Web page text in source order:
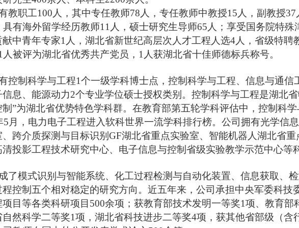
教职工100人，其中专任教师78人，专任教师中教授15人，副教授
具有海外留学经历教师11人，硕士研究生导师65人；享受国务院特殊
中青年专家1人，湖北省新世纪高层次人才工程人选4人，省级特聘
被评为湖北省优秀共产党员，1人获湖北省十佳师德标兵称号。
控制科学与工程1个一级学科博士点，控制科学与工程、信息与通信
息、能源动力2个专业学位硕士授权类别。控制科学与工程是湖北
”为湖北省优势特色学科群。在教育部第五轮学科评估中，控制科
5月，电力电子工程进入软科世界一流学科排行榜。公司拥有光学信
跨介质探测与目标识别GF湖北省重点实验室、智能机器人湖北省
投影工程技术研究中心、电子信息与控制省级实验教学示范中心等
了模式识别与智能系统、化工过程检测与自动化装置、信息获取、
控制五个相对稳定的研究方向。近五年来，公司承担中央军委科技
目等各类科研项目500余项；获教育部技术发明一等奖1项、教育部
然科学二等奖1项，湖北省科技进步二等奖4项，获其他省部级（含